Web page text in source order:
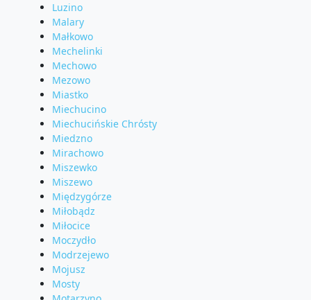
Luzino
Malary
Małkowo
Mechelinki
Mechowo
Mezowo
Miastko
Miechucino
Miechucińskie Chrósty
Miedzno
Mirachowo
Miszewko
Miszewo
Międzygórze
Miłobądz
Miłocice
Moczydło
Modrzejewo
Mojusz
Mosty